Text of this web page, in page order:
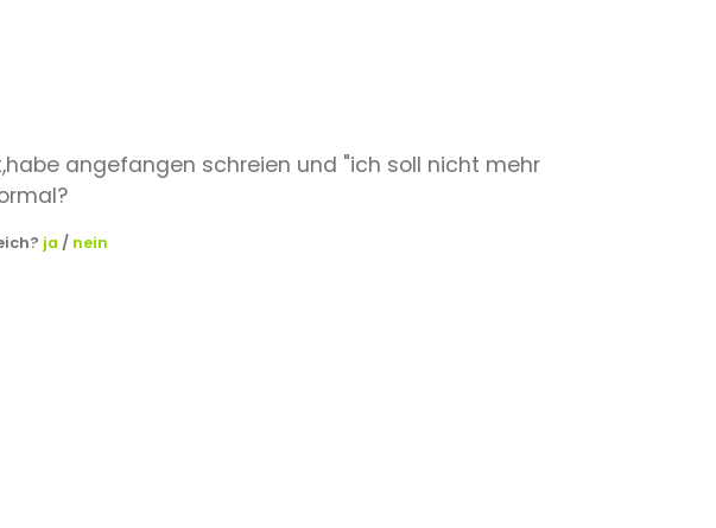
angefangen schreien und "ich soll nicht mehr
ja / nein